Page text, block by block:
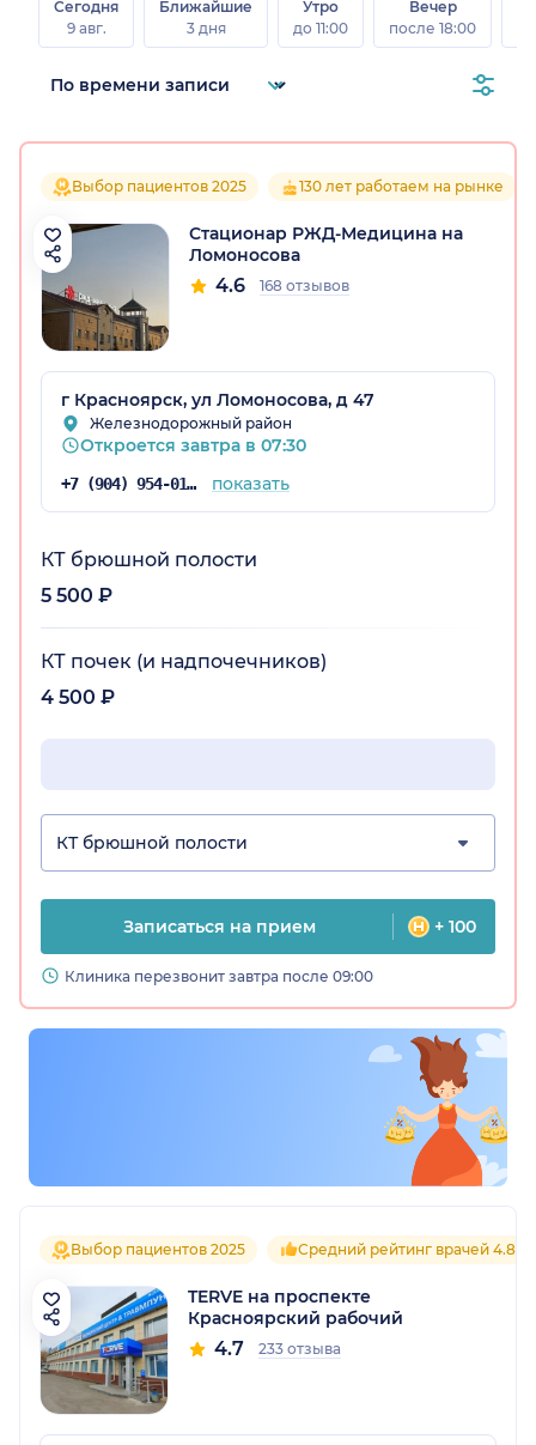
край)
Сегодня
9 авг.
Ближайшие
3 дня
Утро
до 11:00
Вечер
после 18:00
Выбор пациентов 2025 130 лет работаем на рынке
Стационар РЖД-Медицина на
Ломоносова
4.6 168 отзывов
г Красноярск, ул Ломоносова, д 47
Железнодорожный район
Откроется завтра в 07:30
+7 (904) 954-01-78 показать
КТ брюшной полости
5 500 ₽
КТ почек (и надпочечников)
4 500 ₽
КТ брюшной полости
Записаться на прием + 100
Клиника перезвонит завтра после 09:00
Выбор пациентов 2025 Средний рейтинг врачей 4.8
TERVE на проспекте
Красноярский рабочий
4.7 233 отзыва